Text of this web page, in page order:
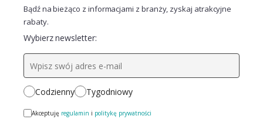
Bądź na bieżąco z informacjami z branży, zyskaj atrakcyjne
rabaty.
Wybierz newsletter:
Codzienny Tygodniowy
Akceptuję regulamin i politykę prywatności